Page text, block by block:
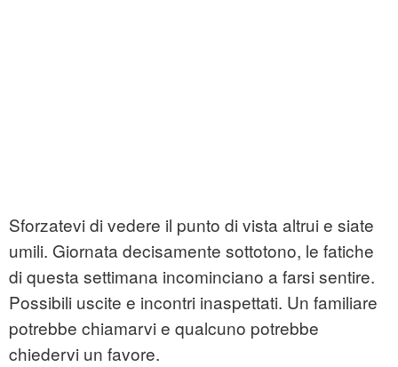
Sforzatevi di vedere il punto di vista altrui e siate
umili. Giornata decisamente sottotono, le fatiche
di questa settimana incominciano a farsi sentire.
Possibili uscite e incontri inaspettati. Un familiare
potrebbe chiamarvi e qualcuno potrebbe
chiedervi un favore.